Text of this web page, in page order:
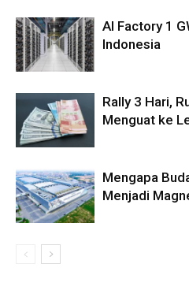
AI Factory 1
Indonesia
Rally 3 Hari,
Menguat ke
Mengapa
Menjadi